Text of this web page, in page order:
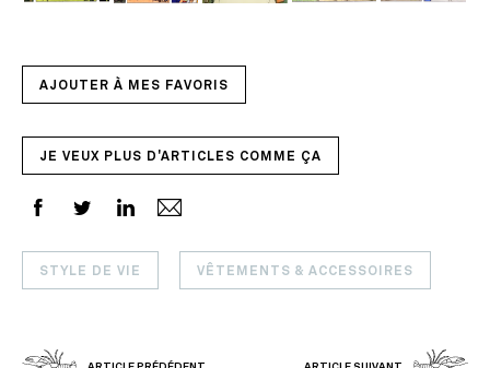
AJOUTER À MES FAVORIS
JE VEUX PLUS D'ARTICLES COMME ÇA
STYLE DE VIE VÊTEMENTS & ACCESSOIRES